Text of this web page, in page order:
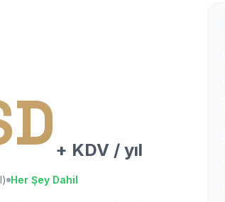
+ KDV / yıl
Her Şey Dahil